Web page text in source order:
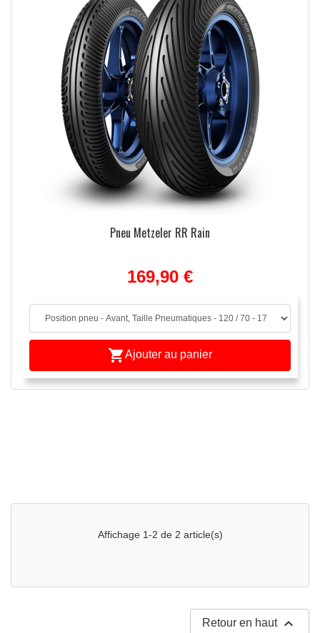
Pneu Metzeler RR Rain
169,90 €
Ajouter au panier
Affichage 1-2 de 2 article(s)
Retour en haut 